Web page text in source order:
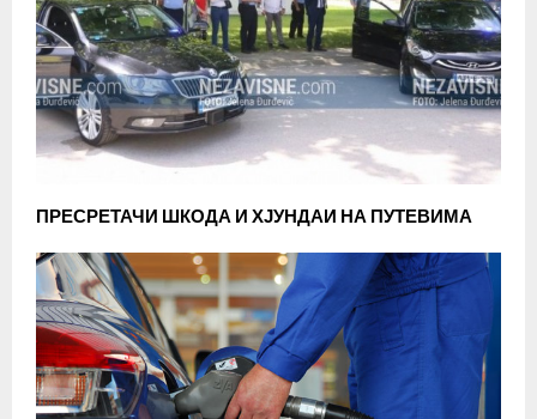
ПРЕСРЕТАЧИ ШКОДА И ХЈУНДАИ НА ПУТЕВИМА